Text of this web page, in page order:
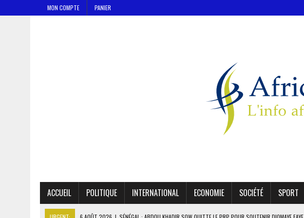
MON COMPTE PANIER
ACCUEIL POLITIQUE INTERNATIONAL ECONOMIE SOCIÉTÉ SPORT